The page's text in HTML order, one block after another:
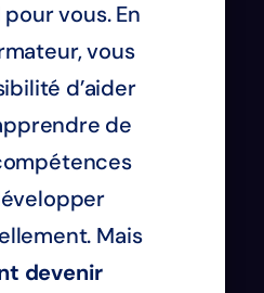
vous. En
vous
d’aider
de
Mais
devenir